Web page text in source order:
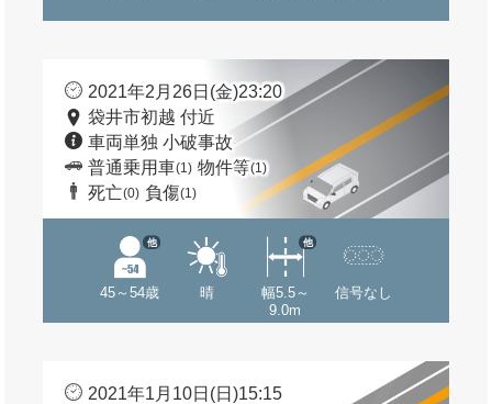
2021年2月26日(金)23:20
袋井市初越 付近
車両単独 小破事故
普通乗用車(1) 物件等(1)
死亡(0) 負傷(1)
45～54歳
他
晴
幅5.5～
9.0m
他
信号なし
2021年1月10日(日)15:15